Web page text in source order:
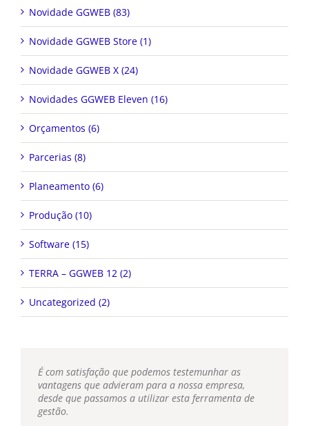
Novidade GGWEB (83)
Novidade GGWEB Store (1)
Novidade GGWEB X (24)
Novidades GGWEB Eleven (16)
Orçamentos (6)
Parcerias (8)
Planeamento (6)
Produção (10)
Software (15)
TERRA – GGWEB 12 (2)
Uncategorized (2)
É com satisfação que podemos testemunhar as
vantagens que advieram para a nossa empresa,
desde que passamos a utilizar esta ferramenta de
gestão.